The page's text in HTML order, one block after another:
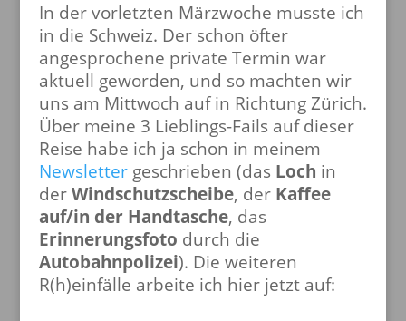
In der vorletzten Märzwoche musste ich
in die Schweiz. Der schon öfter
angesprochene private Termin war
aktuell geworden, und so machten wir
uns am Mittwoch auf in Richtung Zürich.
Über meine 3 Lieblings-Fails auf dieser
Reise habe ich ja schon in meinem
Newslettergeschrieben (das Loch in
der Windschutzscheibe, der Kaffee
auf/in der Handtasche, das
Erinnerungsfoto durch die
Autobahnpolizei). Die weiteren
R(h)einfälle arbeite ich hier jetzt auf: